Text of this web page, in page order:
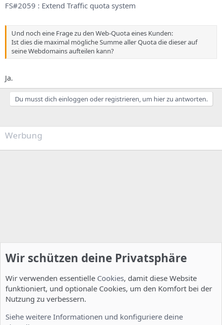
FS#2059 : Extend Traffic quota system
Und noch eine Frage zu den Web-Quota eines Kunden:
Ist dies die maximal mögliche Summe aller Quota die dieser auf
seine Webdomains aufteilen kann?
Ja.
Du musst dich einloggen oder registrieren, um hier zu antworten.
Werbung
Wir schützen deine Privatsphäre
Wir verwenden essentielle Cookies, damit diese Website
funktioniert, und optionale Cookies, um den Komfort bei der
Nutzung zu verbessern.
Siehe weitere Informationen und konfiguriere deine